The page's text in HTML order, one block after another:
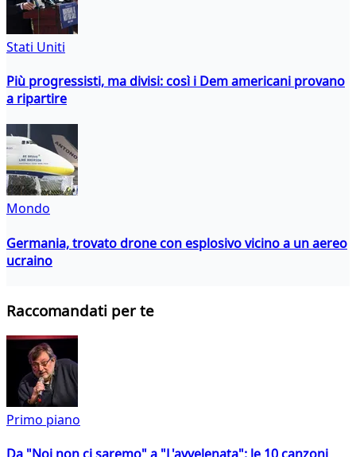
Stati Uniti
Più progressisti, ma divisi: così i Dem americani provano
a ripartire
Mondo
Germania, trovato drone con esplosivo vicino a un aereo
ucraino
Raccomandati per te
Primo piano